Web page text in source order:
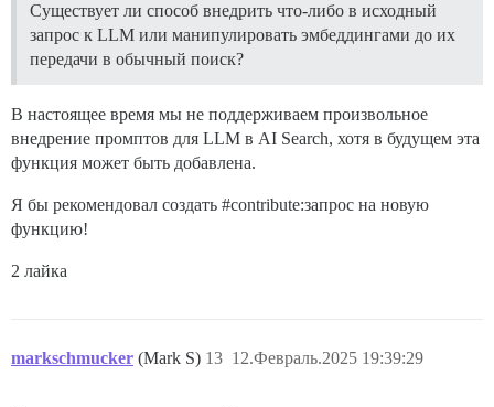
Существует ли способ внедрить что-либо в исходный
запрос к LLM или манипулировать эмбеддингами до их
передачи в обычный поиск?
В настоящее время мы не поддерживаем произвольное
внедрение промптов для LLM в AI Search, хотя в будущем эта
функция может быть добавлена.
Я бы рекомендовал создать #contribute:запрос на новую
функцию!
2 лайка
markschmucker (Mark S) 12.Февраль.2025 19:39:29
13